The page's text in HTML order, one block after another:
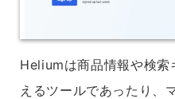
Heliumは商品情報や検索
えるツールであったり、